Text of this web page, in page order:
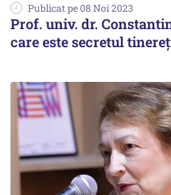
Publicat pe 08 Noi 2023
Prof. univ. dr.
care este secretul